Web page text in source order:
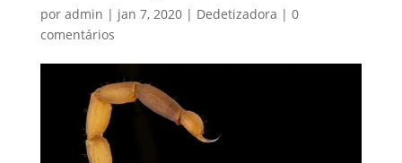
por admin | jan 7, 2020| Dedetizadora | 0
comentários